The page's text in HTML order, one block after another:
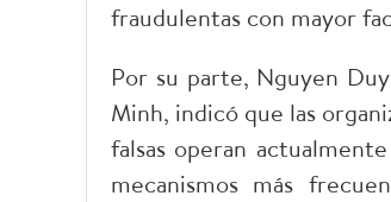
fraudulentas con mayor
Por su parte, Nguyen
Minh, indicó que las
falsas operan
mecanismos más